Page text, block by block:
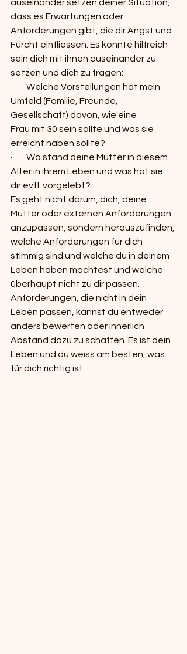
auseinander setzen deiner Situation,
dass es Erwartungen oder
Anforderungen gibt, die dir Angst und
Furcht einfliessen. Es könnte hilfreich
sein dich mit ihnen auseinander zu
setzen und dich zu fragen:
·        Welche Vorstellungen hat mein
Umfeld (Familie, Freunde,
Gesellschaft) davon, wie eine
Frau mit 30 sein sollte und was sie
erreicht haben sollte?
·        Wo stand deine Mutter in diesem
Alter in ihrem Leben und was hat sie
dir evtl. vorgelebt?
Es geht nicht darum, dich, deine
Mutter oder externen Anforderungen
anzupassen, sondern herauszufinden,
welche Anforderungen für dich
stimmig sind und welche du in deinem
Leben haben möchtest und welche
überhaupt nicht zu dir passen.
Anforderungen, die nicht in dein
Leben passen, kannst du entweder
anders bewerten oder innerlich
Abstand dazu zu schaffen. Es ist dein
Leben und du weiss am besten, was
für dich richtig ist.